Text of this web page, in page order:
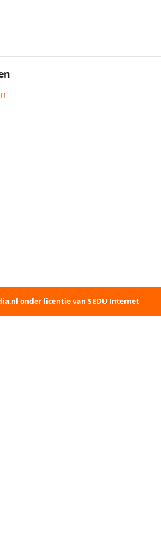
onder licentie van SEDU Internet